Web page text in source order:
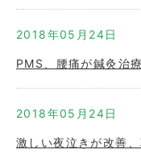
2018年05月24日
PMS、腰痛が鍼灸治
2018年05月24日
激しい夜泣きが改善